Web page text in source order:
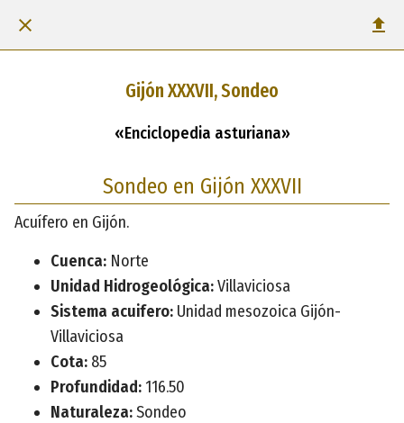
Gijón XXXVII, Sondeo
«Enciclopedia asturiana»
Sondeo en Gijón XXXVII
Acuífero en Gijón.
Cuenca: Norte
Unidad Hidrogeológica:Villaviciosa
Sistema acuifero: Unidad mesozoica Gijón-
Villaviciosa
Cota: 85
Profundidad: 116.50
Naturaleza:Sondeo